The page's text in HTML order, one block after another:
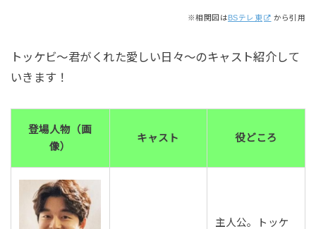
※相関図はBSテレ東 から引用
トッケビ～君がくれた愛しい日々～のキャスト紹介して
いきます！
登場人物（画
像）
キャスト 役どころ
主人公。トッケ